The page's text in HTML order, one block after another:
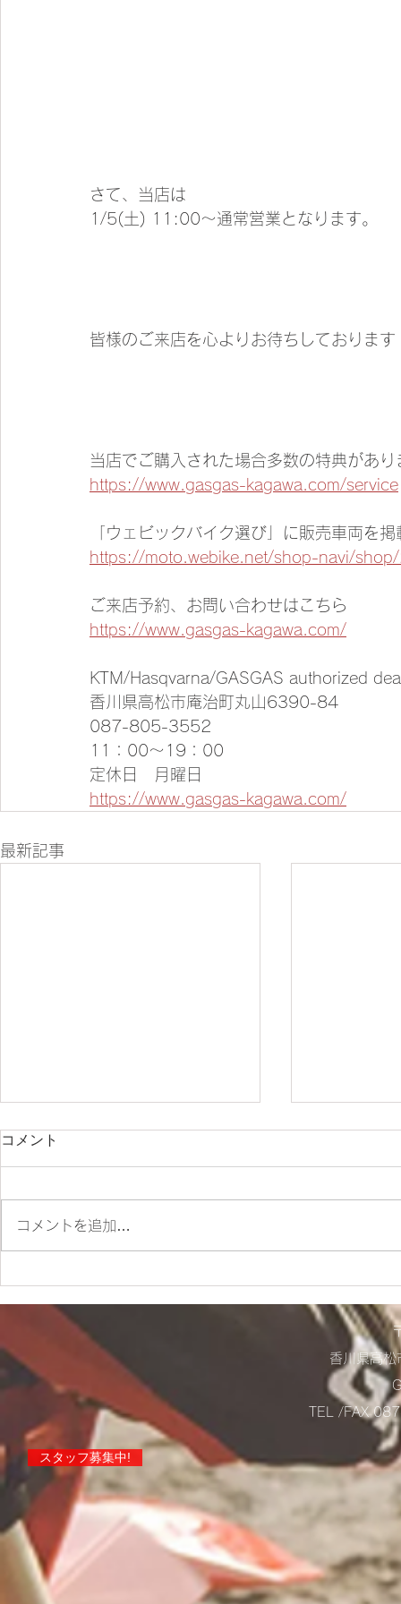
さて、当店は
1/5(土) 11:00～通常営業となります。
皆様のご来店を心よりお待ちしております
当店でご購入された場合多数の特典があ
https://www.gasgas-kagawa.com/service
「ウェビックバイク選び」に販売車両を
https://moto.webike.net/shop-navi/
ご来店予約、お問い合わせはこちら
https://www.gasgas-kagawa.com/
KTM/Hasqvarna/GASGAS authorized
香川県高松市庵治町丸山6390-84
087-805-3552
11：00～19：00
定休日　月曜日
https://www.gasgas-kagawa.com/
最新記事
朝ツーリング❣
店舗営業に
らせ！
コメント
コメントを追加…
スタッフ募集中!
香川県高
TEL /FAX